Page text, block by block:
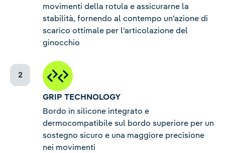
movimenti della rotula e assicurarne la
stabilità, fornendo al contempo un’azione di
scarico ottimale per l’articolazione del
ginocchio
GRIP TECHNOLOGY
Bordo in silicone integrato e
dermocompatibile sul bordo superiore per un
sostegno sicuro e una maggiore precisione
nei movimenti